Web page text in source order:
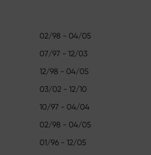
02/98 - 04/05
07/97 - 12/03
12/98 - 04/05
03/02 - 12/10
10/97 - 04/04
02/98 - 04/05
01/96 - 12/05